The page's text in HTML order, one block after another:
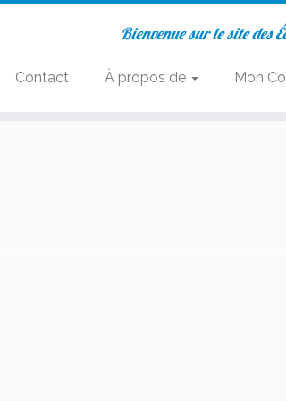
Bienvenue sur le site des
Contact À propos de Mon